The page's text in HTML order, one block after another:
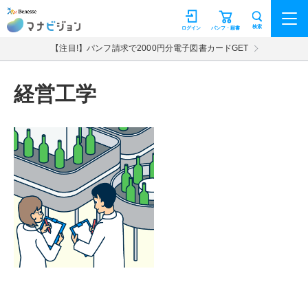
マナビジョン パンフ・願書
ログイン 検索
【注目!】パンフ請求で2000円分電子図書カードGET
経営工学